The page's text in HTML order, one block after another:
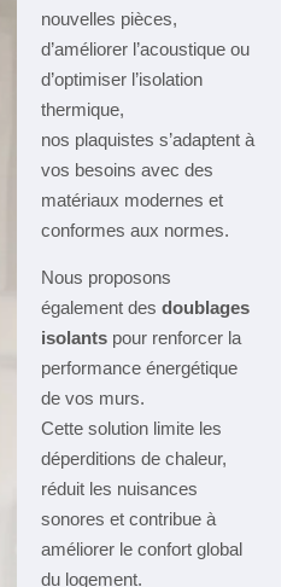
nouvelles pièces,
d’améliorer l’acoustique ou
d’optimiser l’isolation
thermique,
nos plaquistes s’adaptent à
vos besoins avec des
matériaux modernes et
conformes aux normes.
Nous proposons
également des doublages
isolantspour renforcer la
performance énergétique
de vos murs.
Cette solution limite les
déperditions de chaleur,
réduit les nuisances
sonores et contribue à
améliorer le confort global
du logement.